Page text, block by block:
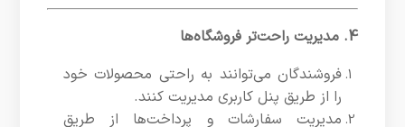
4. مدیریت راحت‌تر فروشگاه‌ها
فروشندگان می‌توانند به راحتی محصولات خود
را از طریق پنل کاربری مدیریت کنند.
مدیریت سفارشات و پرداخت‌ها از طریق